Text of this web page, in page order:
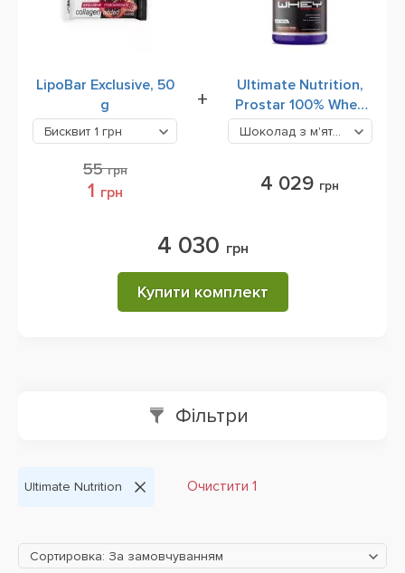
LipoBar Exclusive, 50
g
Бисквит 1 грн
55грн
1 грн
+
Ultimate Nutrition,
Prostar 100% Whey
Protein, 2390 g
Шоколад з м'ятою 4029
4 029 грн
4 030 грн
Купити комплект
Фільтри
Ultimate Nutrition Очистити 1
Сортировка: За замовчуванням